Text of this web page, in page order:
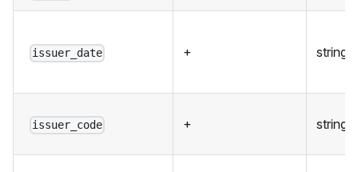
issuer_date + string
issuer_code + string